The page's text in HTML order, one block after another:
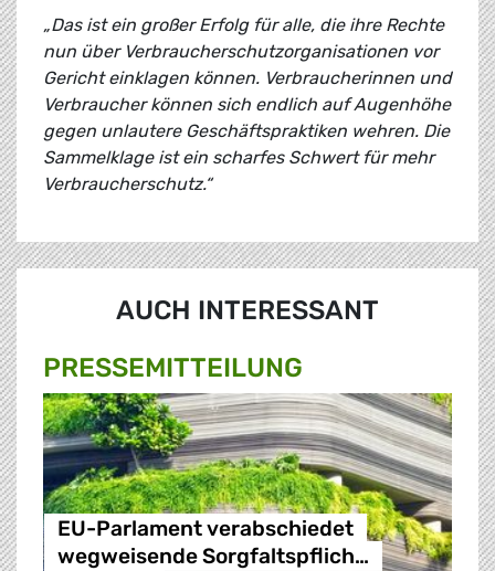
„Das ist ein großer Erfolg für alle, die ihre Rechte
nun über Verbraucherschutzorganisationen vor
Gericht einklagen können. Verbraucherinnen und
Verbraucher können sich endlich auf Augenhöhe
gegen unlautere Geschäftspraktiken wehren. Die
Sammelklage ist ein scharfes Schwert für mehr
Verbraucherschutz.“
AUCH INTERESSANT
PRESSE­MITTEILUNG
EU-Parlament verabschiedet
wegweisende Sorgfaltspflich…